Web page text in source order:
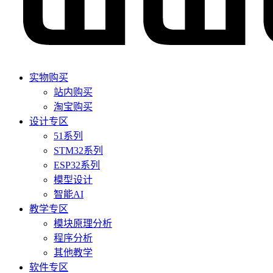
实物购买
站内购买
淘宝购买
设计专区
51系列
STM32系列
ESP32系列
模型设计
智能AI
教学专区
模块原理分析
程序分析
其他教学
软件专区